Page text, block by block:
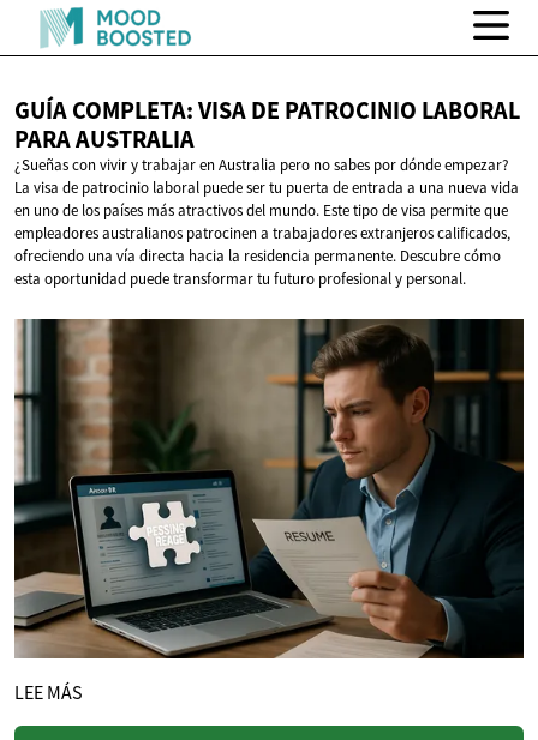
GUÍA COMPLETA: VISA DE PATROCINIO LABORAL
PARA AUSTRALIA
¿Sueñas con vivir y trabajar en Australia pero no sabes por dónde empezar?
La visa de patrocinio laboral puede ser tu puerta de entrada a una nueva vida
en uno de los países más atractivos del mundo. Este tipo de visa permite que
empleadores australianos patrocinen a trabajadores extranjeros calificados,
ofreciendo una vía directa hacia la residencia permanente. Descubre cómo
esta oportunidad puede transformar tu futuro profesional y personal.
LEE MÁS